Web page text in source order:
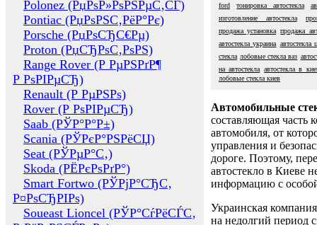
Polonez (РџРѕР»РѕРЅРµС‚СЃ)
Pontiac (РџРѕРЅС‚РёР°Рє)
Porsche (РџРѕСЂС€Рµ)
Proton (РџСЂРѕС‚РѕРЅ)
Range Rover (Р РµРЅРґР¶
Р РѕРІРµСЂ)
Renault (Р РµРЅРѕ)
Rover (Р РѕРІРµСЂ)
Saab (РЎР°Р°Р±)
Scania (РЎРєР°РЅРёСЏ)
Seat (РЎРµР°С‚)
Skoda (РЁРєРѕРґР°)
Smart Fortwo (РЎРјР°СЂС‚
Р¤РѕСЂРІРѕ)
Soueast Lioncel (РЎР°СѓРёСЃС‚
ford
тонировка автостекла
изготовление автостекла
продажа установка продажа
автостекла украина автостекла
стекла лобовые стекла ваз
на автостекла автостекла в
лобовые стекла киев
Автомобильные
составляющая часть
автомобиля, от
управления и
дороге. Поэтому,
автостекло в Киеве
информацию с
Украинская
на недолгий период